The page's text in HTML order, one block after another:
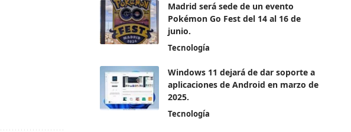
Madrid será sede de un evento
Pokémon Go Fest del 14 al 16 de
junio.
Tecnología
Windows 11 dejará de dar soporte a
aplicaciones de Android en marzo de
2025.
Tecnología